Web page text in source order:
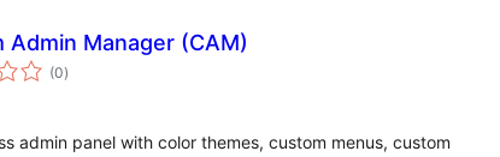
Admin Manager (CAM)
(0vērtējumu
kopsumma
)
admin panel with color themes, custom menus, custom